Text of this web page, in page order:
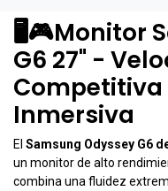
🖥️🎮Monitor
G6 27" -
Inmersiva
El Samsung Odyssey G6
un monitor de alto
combina una fluidez